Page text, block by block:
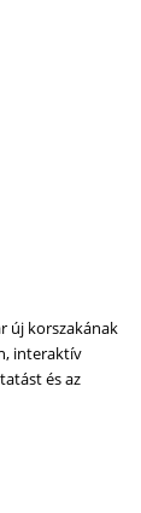
új korszakának
interaktív
és az